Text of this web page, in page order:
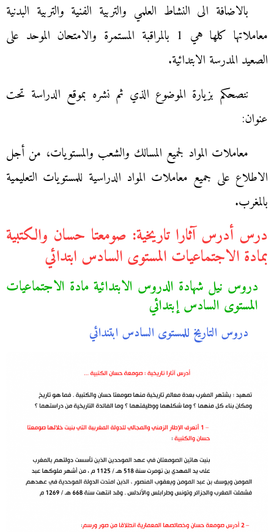
بالاضافة الى النشاط العلمي والتربية الفنية والتربية البدنية
معاملاتها كلها هي 1 بالمراقبة المستمرة والامتحان الموحد على
الصعيد المدرسة الابتدائية.
ننصحكم بزيارة الموضوع الذي ثم نشره بموقع الدراسة تحت
عنوان:
معاملات المواد لجميع المسالك والشعب والمستويات، من أجل
الاطلاع على جميع معاملات المواد الدراسية للمستويات التعليمية
بالمغرب.
درس أدرس آثارا تاريخية: صومعتا حسان والكتبية
بمادة الاجتماعيات المستوى السادس ابتدائي
دروس نيل شهادة الدروس الابتدائية مادة الاجتماعيات
المستوى السادس إبتدائي
دروس التاريخ للمستوى السادس ابتندائي